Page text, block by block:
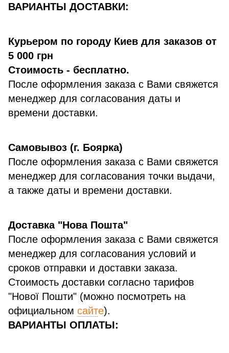
ВАРИАНТЫ ДОСТАВКИ:
Курьером по городу Киев для заказов от
5 000 грн
Стоимость - бесплатно.
После оформления заказа с Вами свяжется
менеджер для согласования даты и
времени доставки.
Самовывоз (г. Боярка)
После оформления заказа с Вами свяжется
менеджер для согласования точки выдачи,
а также даты и времени доставки.
Доставка "Нова Пошта"
После оформления заказа с Вами свяжется
менеджер для согласования условий и
сроков отправки и доставки заказа.
Стоимость доставки согласно тарифов
"Нової Пошти" (можно посмотреть на
официальном сайте).
ВАРИАНТЫ ОПЛАТЫ: